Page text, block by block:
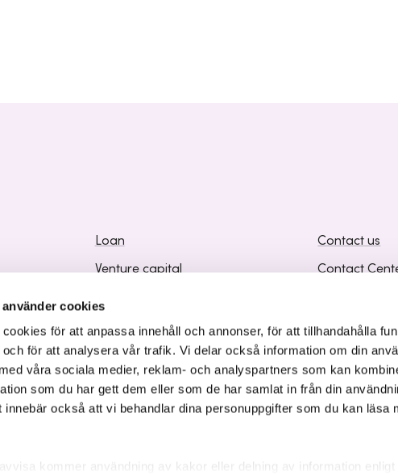
cookies
för att anpassa innehåll och annonser, för att tillhandahålla
för att analysera vår trafik. Vi delar också information om din
våra sociala medier, reklam- och analyspartners som kan
som du har gett dem eller som de har samlat in från din
innebär också att vi behandlar dina personuppgifter som du kan läsa
kommer användning av kakor eller delning av information enligt
Loan
Venture capital
Knowledge and Inspiration
Contact us
Contact
Supplier